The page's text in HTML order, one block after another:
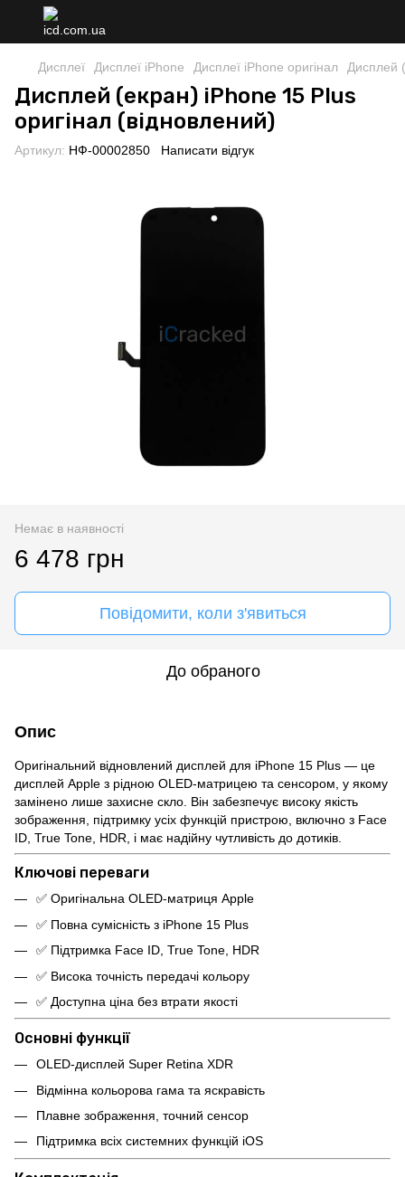
Дисплеї Дисплеї iPhone Дисплеї iPhone оригінал Дисплей
Дисплей (екран) iPhone 15 Plus
оригінал (відновлений)
Артикул: НФ-00002850 Написати відгук
Немає в наявності
6 478 грн
Повідомити, коли з'явиться
До обраного
Опис
Оригінальний відновлений дисплей для iPhone 15 Plus — це
дисплей Apple з рідною OLED-матрицею та сенсором, у якому
замінено лише захисне скло. Він забезпечує високу якість
зображення, підтримку усіх функцій пристрою, включно з Face
ID, True Tone, HDR, і має надійну чутливість до дотиків.
Ключові переваги
✅ Оригінальна OLED-матриця Apple
✅ Повна сумісність з iPhone 15 Plus
✅ Підтримка Face ID, True Tone, HDR
✅ Висока точність передачі кольору
✅ Доступна ціна без втрати якості
Основні функції
OLED-дисплей Super Retina XDR
Відмінна кольорова гама та яскравість
Плавне зображення, точний сенсор
Підтримка всіх системних функцій iOS